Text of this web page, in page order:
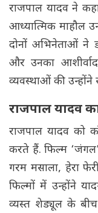
राजपाल यादव ने
आध्यात्मिक माहौल
दोनों अभिनेताओं ने
और उनका
व्यवस्थाओं की उन्होंने
राजपाल यादव
राजपाल यादव को
करते हैं. फिल्म
गरम मसाला, हेरा
फिल्मों में उन्होंने
व्यस्त शेड्यूल के बीच